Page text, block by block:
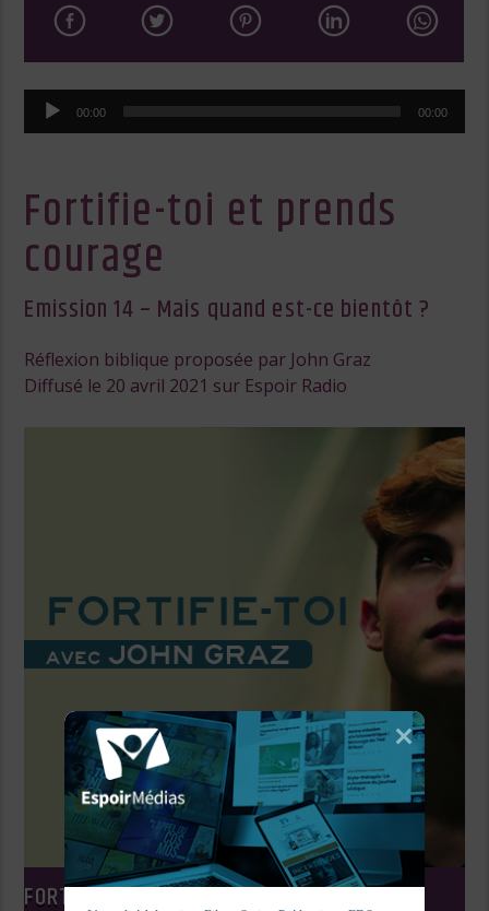
Lecteur
audio
00:00 00:00
Fortifie-toi et prends
courage
Emission 14 – Mais quand est-ce bientôt ?
Réflexion biblique proposée par John Graz
Diffusé le 20 avril 2021 sur Espoir Radio
FORTIFIE-TOI ET PRENDS COURAGE